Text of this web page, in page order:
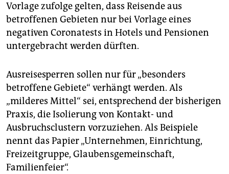
Vorlage zufolge gelten, dass Reisende aus
betroffenen Gebieten nur bei Vorlage eines
negativen Coronatests in Hotels und Pensionen
untergebracht werden dürften.
Ausreisesperren sollen nur für „besonders
betroffene Gebiete“ verhängt werden. Als
„milderes Mittel“ sei, entsprechend der bisherigen
Praxis, die Isolierung von Kontakt- und
Ausbruchsclustern vorzuziehen. Als Beispiele
nennt das Papier „Unternehmen, Einrichtung,
Freizeitgruppe, Glaubensgemeinschaft,
Familienfeier“.